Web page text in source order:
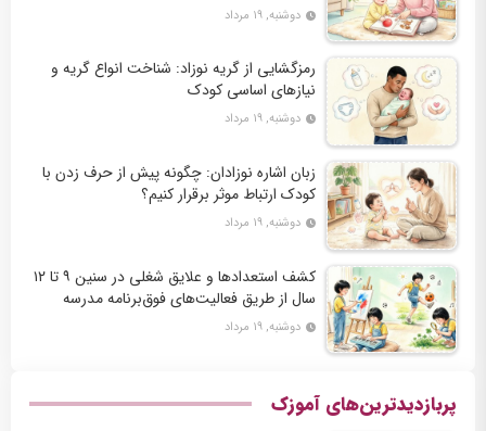
دوشنبه, ۱۹ مرداد
رمزگشایی از گریه نوزاد: شناخت انواع گریه و
نیازهای اساسی کودک
دوشنبه, ۱۹ مرداد
زبان اشاره نوزادان: چگونه پیش از حرف زدن با
کودک ارتباط موثر برقرار کنیم؟
دوشنبه, ۱۹ مرداد
کشف استعدادها و علایق شغلی در سنین ۹ تا ۱۲
سال از طریق فعالیت‌های فوق‌برنامه مدرسه
دوشنبه, ۱۹ مرداد
پربازدیدترین‌های آموزک